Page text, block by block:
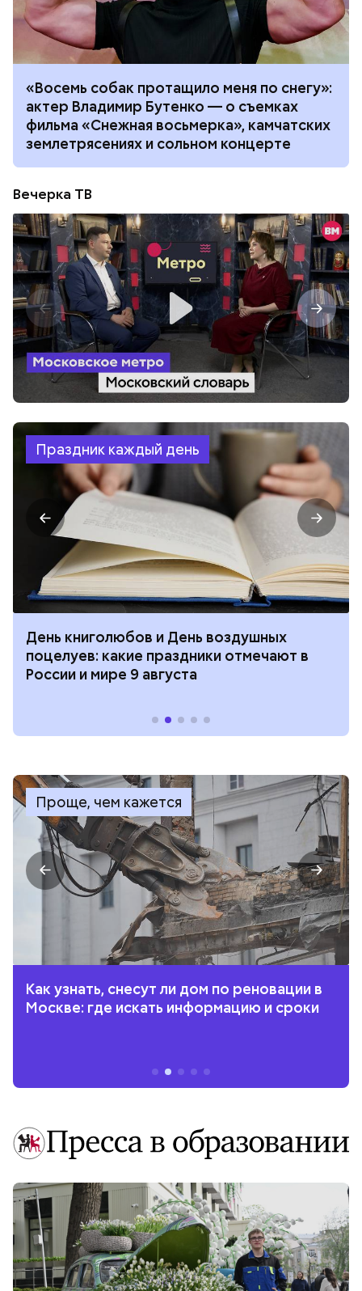
«Восемь собак протащило меня по снегу»:
актер Владимир Бутенко — о съемках
фильма «Снежная восьмерка», камчатских
землетрясениях и сольном концерте
Вечерка ТВ
Праздник каждый день
День книголюбов и День воздушных
поцелуев: какие праздники отмечают в
России и мире 9 августа
Проще, чем кажется
Как узнать, снесут ли дом по реновации в
Москве: где искать информацию и сроки